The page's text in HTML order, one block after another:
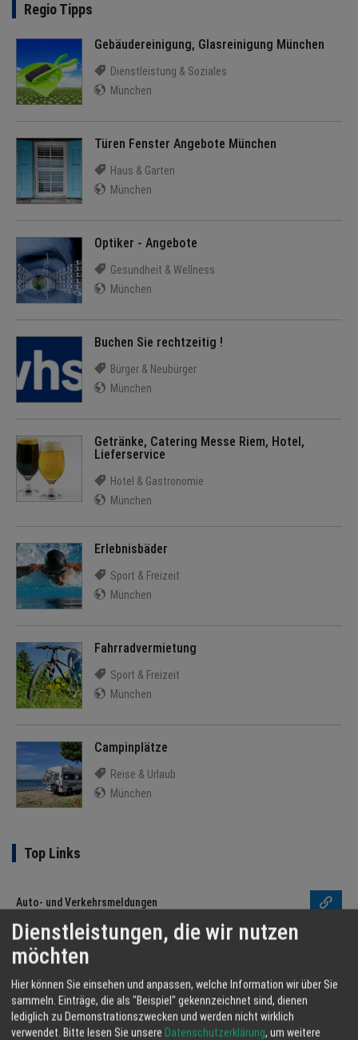
Regio Tipps
Gebäudereinigung, Glasreinigung München
Dienstleistung & Soziales
München
Türen Fenster Angebote München
Haus & Garten
München
Optiker - Angebote
Gesundheit & Wellness
München
Buchen Sie rechtzeitig !
Bürger & Neubürger
München
Getränke, Catering Messe Riem, Hotel,
Lieferservice
Hotel & Gastronomie
München
Erlebnisbäder
Sport & Freizeit
München
Fahrradvermietung
Sport & Freizeit
München
Campinplätze
Reise & Urlaub
München
Top Links
Auto- und Verkehrsmeldungen
Techniktrends
Blinde Kuh - Kindersuchmaschine
Bundesliga mit Spielplan
Dienstleistungen, die wir nutzen
möchten
Hier können Sie einsehen und anpassen, welche Information wir über Sie
sammeln. Einträge, die als "Beispiel" gekennzeichnet sind, dienen
lediglich zu Demonstrationszwecken und werden nicht wirklich
verwendet. Bitte lesen Sie unsere Datenschutzerklärung, um weitere